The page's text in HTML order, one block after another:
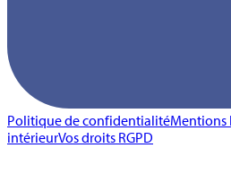
Politique de confidentialitéMentions
intérieurVos droits RGPD